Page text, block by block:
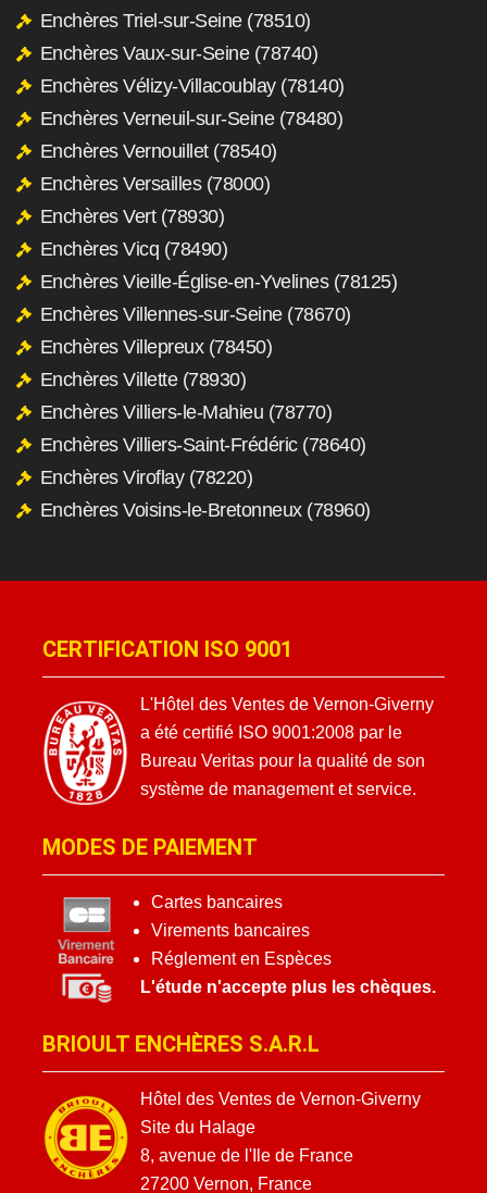
Enchères Triel-sur-Seine (78510)
Enchères Vaux-sur-Seine (78740)
Enchères Vélizy-Villacoublay (78140)
Enchères Verneuil-sur-Seine (78480)
Enchères Vernouillet (78540)
Enchères Versailles (78000)
Enchères Vert (78930)
Enchères Vicq (78490)
Enchères Vieille-Église-en-Yvelines (78125)
Enchères Villennes-sur-Seine (78670)
Enchères Villepreux (78450)
Enchères Villette (78930)
Enchères Villiers-le-Mahieu (78770)
Enchères Villiers-Saint-Frédéric (78640)
Enchères Viroflay (78220)
Enchères Voisins-le-Bretonneux (78960)
CERTIFICATION ISO 9001
L'Hôtel des Ventes de Vernon-Giverny
a été certifié ISO 9001:2008 par le
Bureau Veritas pour la qualité de son
système de management et service.
MODES DE PAIEMENT
Cartes bancaires
Virements bancaires
Réglement en Espèces
L'étude n'accepte plus les chèques.
BRIOULT ENCHÈRES S.A.R.L
Hôtel des Ventes de Vernon-Giverny
Site du Halage
8, avenue de l'Ile de France
27200 Vernon, France